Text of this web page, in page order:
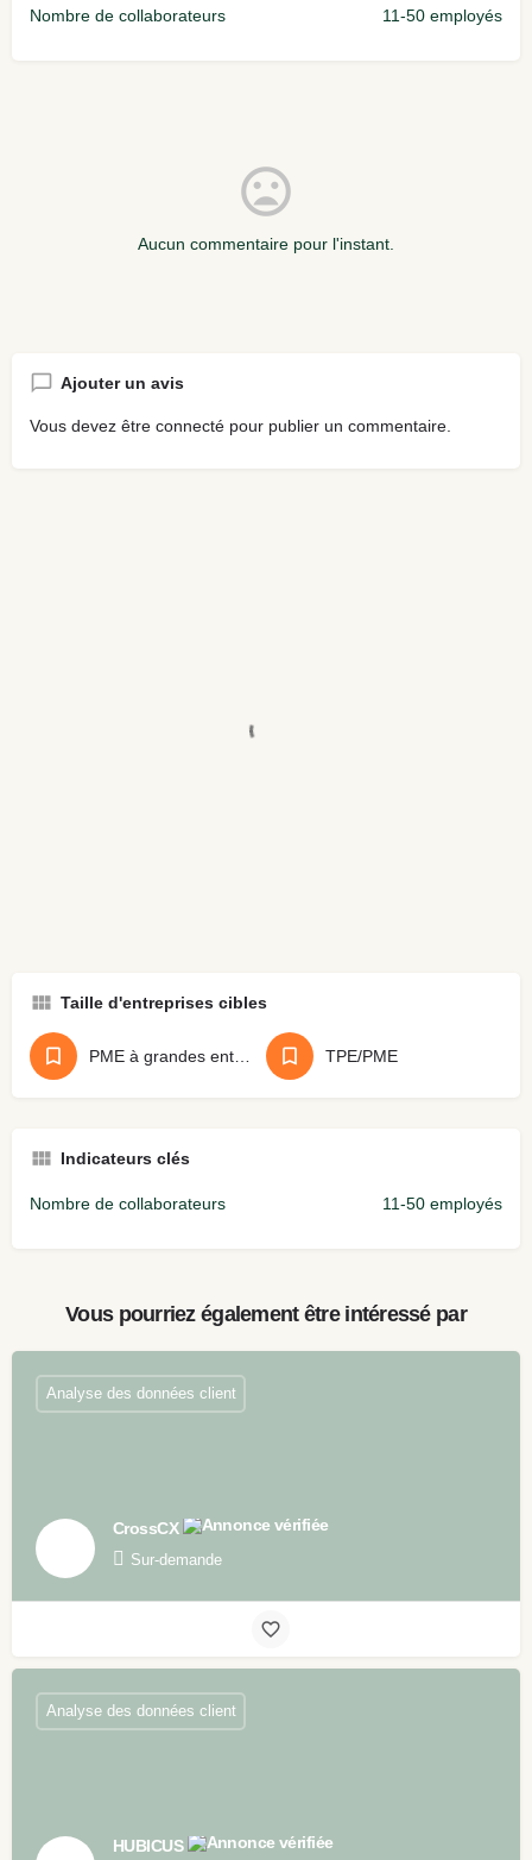
Nombre de collaborateurs 11-50 employés
Aucun commentaire pour l'instant.
Ajouter un avis
Vous devez être connecté pour publier un commentaire.
Taille d'entreprises cibles
TPE/PME
Indicateurs clés
Nombre de collaborateurs 11-50 employés
Vous pourriez également être intéressé par
CrossCX
Sur-demande
Analyse des données client
HUBICUS
Analyse des données client